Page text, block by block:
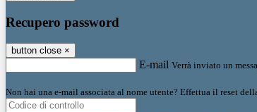
Recupero password
button close ×
E-mail Verrà inviato un
Non hai una e-mail associata al nome utente? Effettua il reset